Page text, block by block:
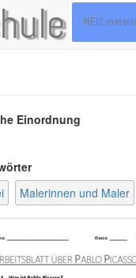
NEU:
Einordnung
Malerinnen und Maler